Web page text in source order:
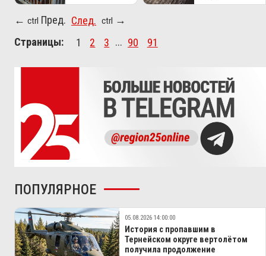
← ctrl Пред. След. ctrl →
Страницы: 1 2 3 ... 90 91
ПОПУЛЯРНОЕ
05.08.2026 14:00:00
История с пропавшим в
Тернейском округе вертолётом
получила продолжение